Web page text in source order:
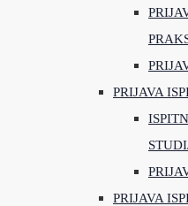
PRIJAVA
PRIJAVA